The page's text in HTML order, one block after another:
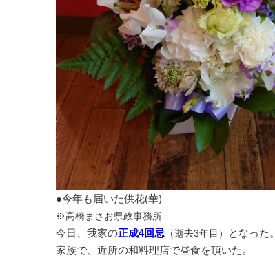
●今年も届いた供花(華)
※高橋まさお県政事務所
今日、我家の正成4回忌 （逝去3年目）
となった。
家族で、近所の和料理店で昼食を頂いた。